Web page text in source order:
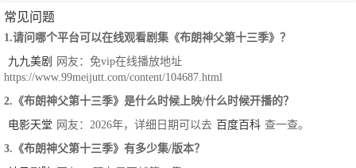
常见问题
1.请问哪个平台可以在线观看剧集《布朗神父第十三季》？
九九美剧
网友：免vip在线播放地址
https://www.99meijutt.com/content/104687.html
2.《布朗神父第十三季》是什么时候上映/什么时候开播的？
电影天堂 网友：2026年，详细日期可以去 百度百科 查一查。
3.《布朗神父第十三季》有多少集/版本？